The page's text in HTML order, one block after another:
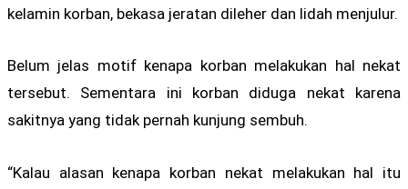
kelamin korban, bekasa jeratan dileher dan lidah menjulur.
Belum jelas motif kenapa korban melakukan hal nekat
tersebut. Sementara ini korban diduga nekat karena
sakitnya yang tidak pernah kunjung sembuh.
“Kalau alasan kenapa korban nekat melakukan hal itu